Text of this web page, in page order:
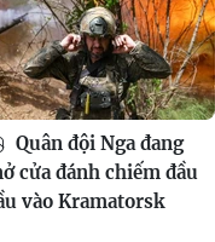
Quân đội Nga đang
cửa đánh chiếm đầu
vào Kramatorsk